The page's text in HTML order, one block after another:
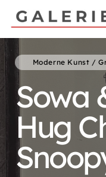
Moderne Kunst /
Sowa
Hug